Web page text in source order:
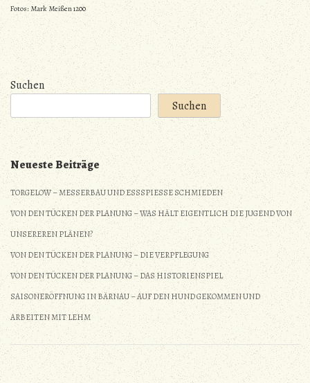
Fotos: Mark Meißen 1200
Suchen
Suchen
Neueste Beiträge
TORGELOW – MESSERBAU UND ESSSPIESSE SCHMIEDEN
VON DEN TÜCKEN DER PLANUNG – WAS HÄLT EIGENTLICH DIE JUGEND VON
UNSEREREN PLÄNEN?
VON DEN TÜCKEN DER PLANUNG – DIE VERPFLEGUNG
VON DEN TÜCKEN DER PLANUNG – DAS HISTORIENSPIEL
SAISONERÖFFNUNG IN BÄRNAU – AUF DEN HUND GEKOMMEN UND
ARBEITEN MIT LEHM